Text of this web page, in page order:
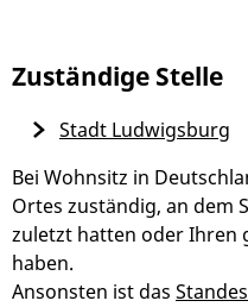
Zuständige Stelle
Bei Wohnsitz in
Ortes zuständig, an dem
zuletzt hatten oder Ihren
haben.
Ansonsten ist das
Stadt Ludwigsburg